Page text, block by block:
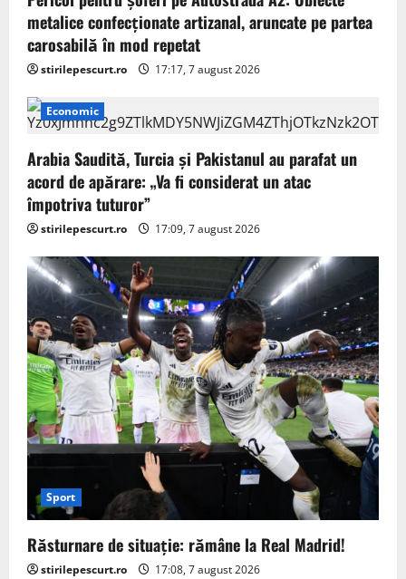
metalice confecţionate artizanal, aruncate pe partea
carosabilă în mod repetat
stirilepescurt.ro 17:17, 7 august 2026
Economic
Arabia Saudită, Turcia și Pakistanul au parafat un
acord de apărare: „Va fi considerat un atac
împotriva tuturor”
stirilepescurt.ro 17:09, 7 august 2026
Sport
Răsturnare de situație: rămâne la Real Madrid!
stirilepescurt.ro
17:08, 7 august 2026